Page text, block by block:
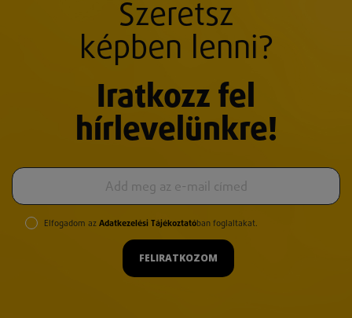
Szeretsz
képben lenni?
Iratkozz fel
hírlevelünkre!
Elfogadom az Adatkezelési Tájékoztatóban foglaltakat.
FELIRATKOZOM